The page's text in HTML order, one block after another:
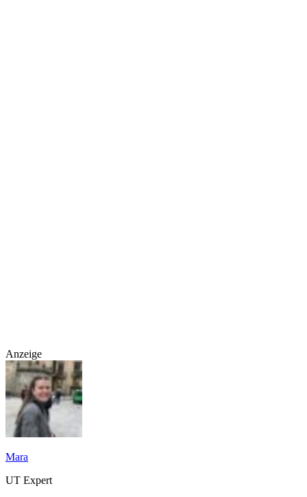
Anzeige
Mara
UT Expert